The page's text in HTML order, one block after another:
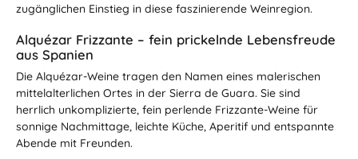
zugänglichen Einstieg in diese faszinierende Weinregion.
Alquézar Frizzante – fein prickelnde Lebensfreude
aus Spanien
Die Alquézar-Weine tragen den Namen eines malerischen
mittelalterlichen Ortes in der Sierra de Guara. Sie sind
herrlich unkomplizierte, fein perlende Frizzante-Weine für
sonnige Nachmittage, leichte Küche, Aperitif und entspannte
Abende mit Freunden.